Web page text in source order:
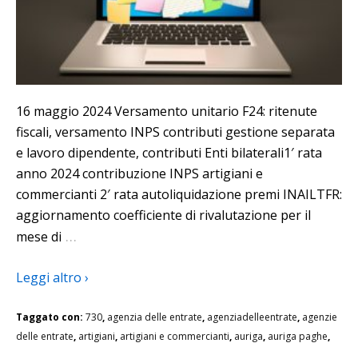
16 maggio 2024 Versamento unitario F24: ritenute
fiscali, versamento INPS contributi gestione separata
e lavoro dipendente, contributi Enti bilaterali1′ rata
anno 2024 contribuzione INPS artigiani e
commercianti 2′ rata autoliquidazione premi INAILTFR:
aggiornamento coefficiente di rivalutazione per il
mese di …
Leggi altro ›
Taggato con: 730, agenzia delle entrate, agenziadelleentrate, agenzie
delle entrate, artigiani, artigiani e commercianti, auriga, auriga paghe,